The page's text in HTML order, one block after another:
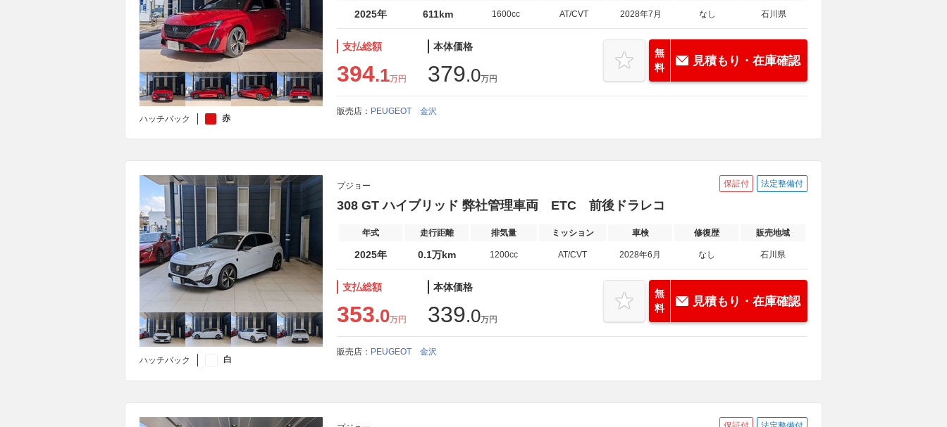
ハッチバック 赤
2025年 611km 1600cc AT/CVT 2028年7月 なし 石川県
支払総額
394.1万円
本体価格
379.0万円
無
料
見積もり・在庫確認
販売店： PEUGEOT 金沢
ハッチバック 白
プジョー 保証付 法定整備付
308 GT ハイブリッド 弊社管理車両 ETC 前後ドラレコ
年式 走行距離 排気量 ミッション 車検 修復歴 販売地域
2025年 0.1万km 1200cc AT/CVT 2028年6月 なし 石川県
支払総額
353.0万円
本体価格
339.0万円
無
料
見積もり・在庫確認
販売店： PEUGEOT 金沢